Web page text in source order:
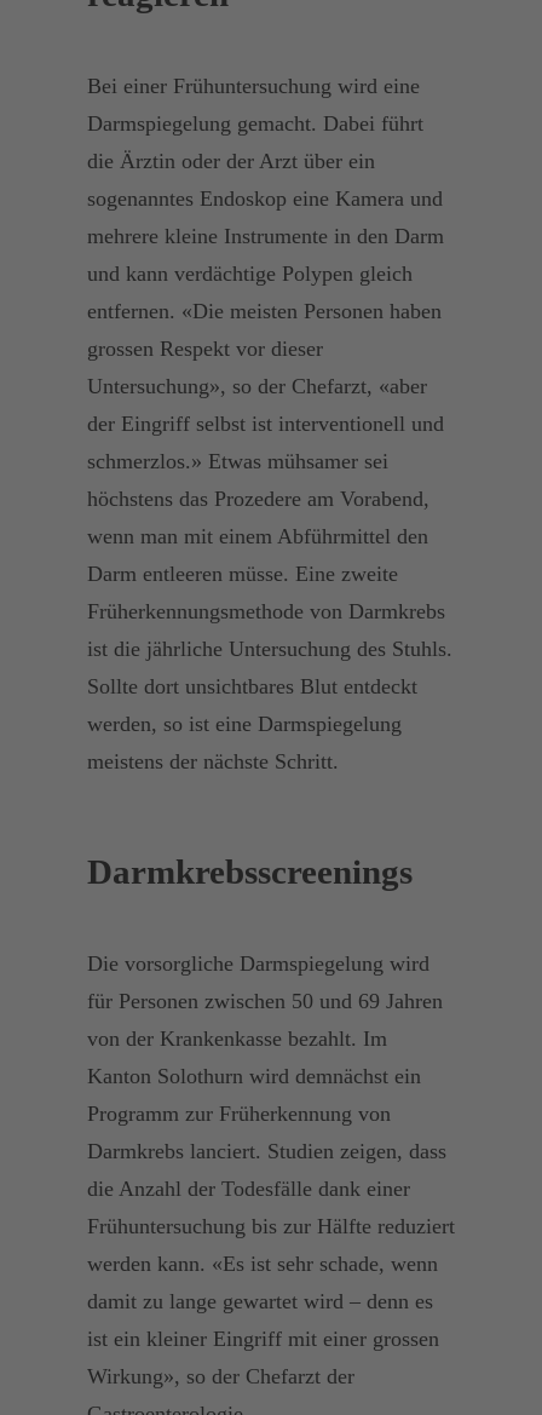
Bei einer Frühuntersuchung wird eine
Darmspiegelung gemacht. Dabei führt
die Ärztin oder der Arzt über ein
sogenanntes Endoskop eine Kamera und
mehrere kleine Instrumente in den Darm
und kann verdächtige Polypen gleich
entfernen. «Die meisten Personen haben
grossen Respekt vor dieser
Untersuchung», so der Chefarzt, «aber
der Eingriff selbst ist interventionell und
schmerzlos.» Etwas mühsamer sei
höchstens das Prozedere am Vorabend,
wenn man mit einem Abführmittel den
Darm entleeren müsse. Eine zweite
Früherkennungsmethode von Darmkrebs
ist die jährliche Untersuchung des Stuhls.
Sollte dort unsichtbares Blut entdeckt
werden, so ist eine Darmspiegelung
meistens der nächste Schritt.
Darmkrebsscreenings
Die vorsorgliche Darmspiegelung wird
für Personen zwischen 50 und 69 Jahren
von der Krankenkasse bezahlt. Im
Kanton Solothurn wird demnächst ein
Programm zur Früherkennung von
Darmkrebs lanciert. Studien zeigen, dass
die Anzahl der Todesfälle dank einer
Frühuntersuchung bis zur Hälfte reduziert
werden kann. «Es ist sehr schade, wenn
damit zu lange gewartet wird – denn es
ist ein kleiner Eingriff mit einer grossen
Wirkung», so der Chefarzt der